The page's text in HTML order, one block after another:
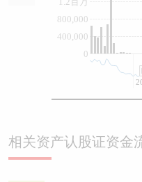
0
400,000
800,000
相关资产认股证资金